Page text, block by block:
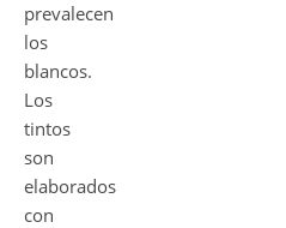
prevalecen
los
blancos.
Los
tintos
son
elaborados
con